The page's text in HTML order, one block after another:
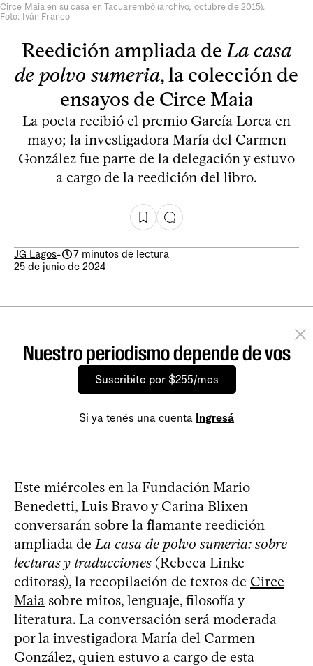
Circe Maia en su casa en Tacuarembó (archivo, octubre de 2015).
Foto: Iván Franco
Reedición ampliada de La casa
de polvo sumeria, la colección de
ensayos de Circe Maia
La poeta recibió el premio García Lorca en
mayo; la investigadora María del Carmen
González fue parte de la delegación y estuvo
a cargo de la reedición del libro.
JG Lagos-
7 minutos de lectura
25 de junio de 2024
Nuestro periodismo depende de vos
Suscribite por $255/mes
Si ya tenés una cuenta Ingresá
Este miércoles en la Fundación Mario
Benedetti, Luis Bravo y Carina Blixen
conversarán sobre la flamante reedición
ampliada de La casa de polvo sumeria: sobre
lecturas y traducciones (Rebeca Linke
editoras), la recopilación de textos de Circe
Maia sobre mitos, lenguaje, filosofía y
literatura. La conversación será moderada
por la investigadora María del Carmen
González, quien estuvo a cargo de esta